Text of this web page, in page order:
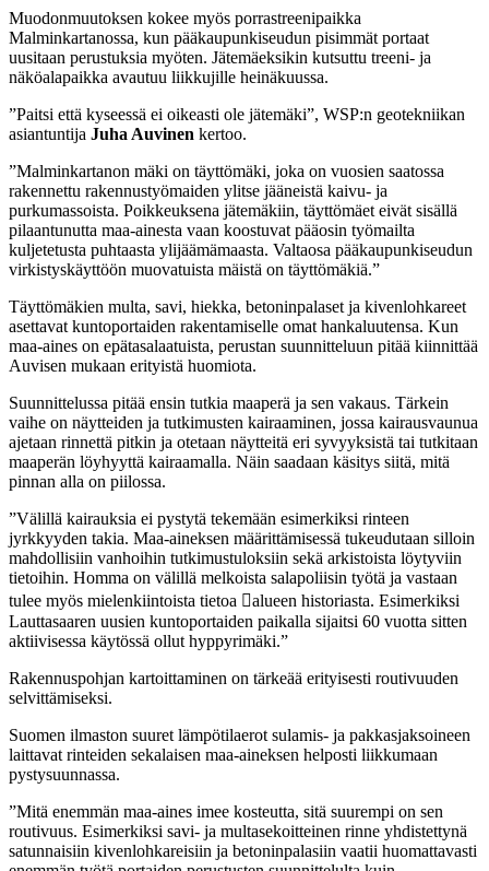
Muodonmuutoksen kokee myös porrastreenipaikka
Malminkartanossa, kun pääkaupunkiseudun pisimmät portaat
uusitaan perustuksia myöten. Jätemäeksikin kutsuttu treeni- ja
näköalapaikka avautuu liikkujille heinäkuussa.
”Paitsi että kyseessä ei oikeasti ole jätemäki”, WSP:n geotekniikan
asiantuntija Juha Auvinen kertoo.
”Malminkartanon mäki on täyttömäki, joka on vuosien saatossa
rakennettu rakennustyömaiden ylitse jääneistä kaivu- ja
purkumassoista. Poikkeuksena jätemäkiin, täyttömäet eivät sisällä
pilaantunutta maa-ainesta vaan koostuvat pääosin työmailta
kuljetetusta puhtaasta ylijäämämaasta. Valtaosa pääkaupunkiseudun
virkistyskäyttöön muovatuista mäistä on täyttömäkiä.”
Täyttömäkien multa, savi, hiekka, betoninpalaset ja kivenlohkareet
asettavat kuntoportaiden rakentamiselle omat hankaluutensa. Kun
maa-aines on epätasalaatuista, perustan suunnitteluun pitää kiinnittää
Auvisen mukaan erityistä huomiota.
Suunnittelussa pitää ensin tutkia maaperä ja sen vakaus. Tärkein
vaihe on näytteiden ja tutkimusten kairaaminen, jossa kairausvaunua
ajetaan rinnettä pitkin ja otetaan näytteitä eri syvyyksistä tai tutkitaan
maaperän löyhyyttä kairaamalla. Näin saadaan käsitys siitä, mitä
pinnan alla on piilossa.
”Välillä kairauksia ei pystytä tekemään esimerkiksi rinteen
jyrkkyyden takia. Maa-aineksen määrittämisessä tukeudutaan silloin
mahdollisiin vanhoihin tutkimustuloksiin sekä arkistoista löytyviin
tietoihin. Homma on välillä melkoista salapoliisin työtä ja vastaan
tulee myös mielenkiintoista tietoa alueen historiasta. Esimerkiksi
Lauttasaaren uusien kuntoportaiden paikalla sijaitsi 60 vuotta sitten
aktiivisessa käytössä ollut hyppyrimäki.”
Rakennuspohjan kartoittaminen on tärkeää erityisesti routivuuden
selvittämiseksi.
Suomen ilmaston suuret lämpötilaerot sulamis- ja pakkasjaksoineen
laittavat rinteiden sekalaisen maa-aineksen helposti liikkumaan
pystysuunnassa.
”Mitä enemmän maa-aines imee kosteutta, sitä suurempi on sen
routivuus. Esimerkiksi savi- ja multasekoitteinen rinne yhdistettynä
satunnaisiin kivenlohkareisiin ja betoninpalasiin vaatii huomattavasti